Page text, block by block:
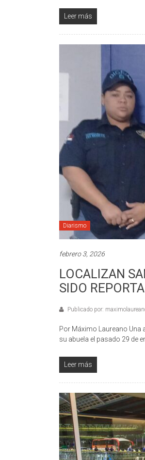
Leer más
Diarismo
febrero 3, 2026
LOCALIZAN
SIDO
Publicado por:
Por Máximo Laureano Una
su abuela el pasado 29 de
Leer más